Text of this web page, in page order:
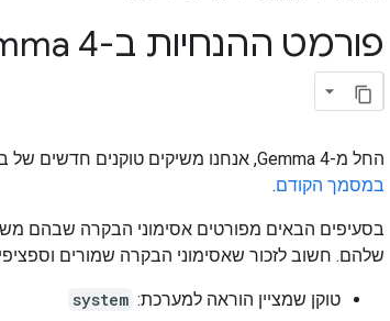
פורמט ההנחיות ב-Gemma 4
החל מ-Gemma 4, אנחנו משיקים טוקנים חדשים של בקרה. ל-Gemma 3 ומטה, אפשר לעיין
במסמך הקודם.
שלהם. חשוב לזכור שאסימוני הבקרה שמורים
טוקן שמציין הוראה למערכת: system